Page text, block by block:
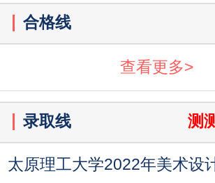
合格线
查看更多>
录取线 测